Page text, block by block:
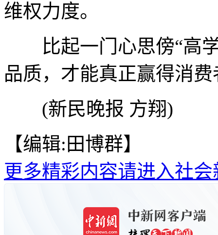
维权力度。
比起一门心思傍“高学
品质，才能真正赢得消
(新民晚报 方翔)
【编辑:田博群】
更多精彩内容请进入社会